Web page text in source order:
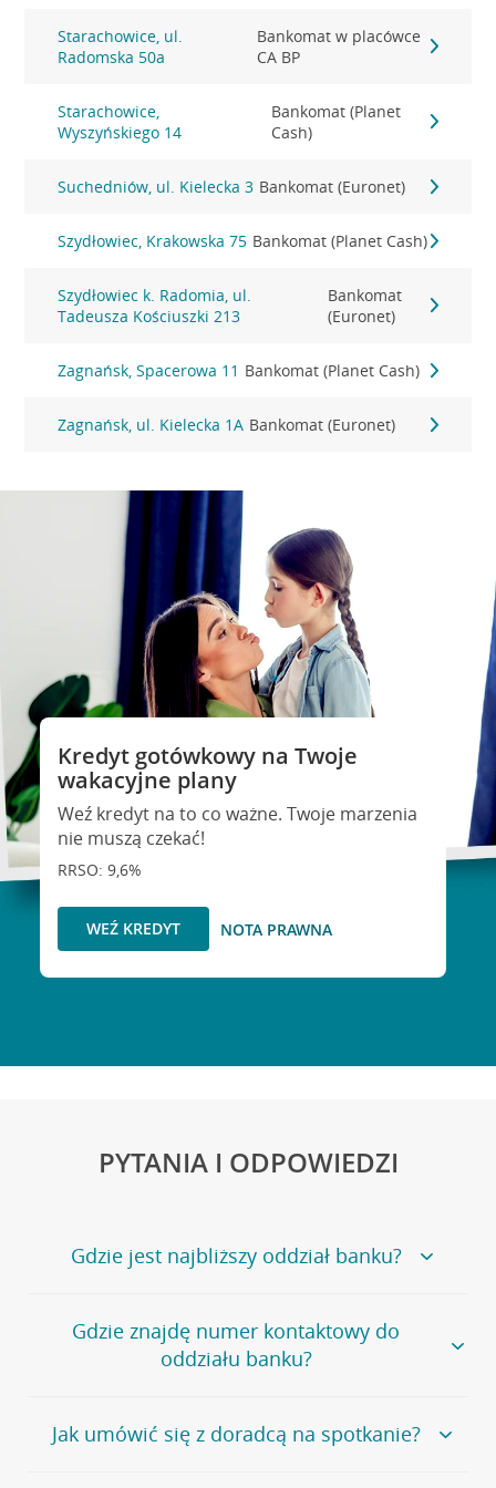
Starachowice, ul.
Radomska 50a
Bankomat w placówce
CA BP
Starachowice,
Wyszyńskiego 14
Bankomat (Planet
Cash)
Suchedniów, ul. Kielecka 3 Bankomat (Euronet)
Szydłowiec, Krakowska 75 Bankomat (Planet Cash)
Szydłowiec k. Radomia, ul.
Tadeusza Kościuszki 213
Bankomat
(Euronet)
Zagnańsk, Spacerowa 11 Bankomat (Planet Cash)
Zagnańsk, ul. Kielecka 1A Bankomat (Euronet)
Kredyt gotówkowy na Twoje
wakacyjne plany
Weź kredyt na to co ważne. Twoje marzenia
nie muszą czekać!
RRSO: 9,6%
WEŹ KREDYT NOTA PRAWNA
PYTANIA I ODPOWIEDZI
Gdzie jest najbliższy oddział banku?
Jeśli szukasz oddziału naszego banku, zapraszamy na
stronęPlacówki i bankomaty, na której znajduje się
wygodna wyszukiwarka.
oddziałów
Gdzie znajdę numer kontaktowy do
oddziału banku?
Bank Credit Agricole nie udostępnia ogólnego numeru
telefonu do placówki bankowej.
Jak umówić się z doradcą na spotkanie?